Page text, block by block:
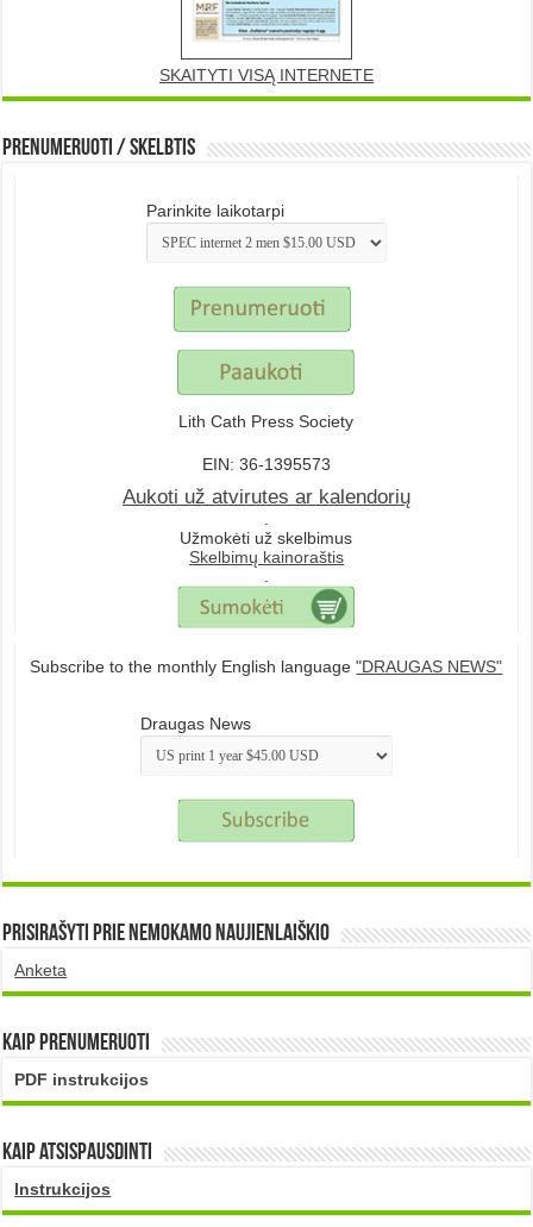
SKAITYTI VISĄ INTERNETE
Prenumeruoti / Skelbtis
Parinkite laikotarpi
Lith Cath Press Society
EIN: 36-1395573
Aukoti už atvirutes ar kalendorių
Užmokėti už skelbimus
Skelbimų kainoraštis
Subscribe to the monthly English language"DRAUGAS NEWS"
Draugas News
Prisirašyti prie nemokamo naujienlaiškio
Anketa
Kaip prenumeruoti
PDF instrukcijos
Kaip atsispausdinti
Instrukcijos